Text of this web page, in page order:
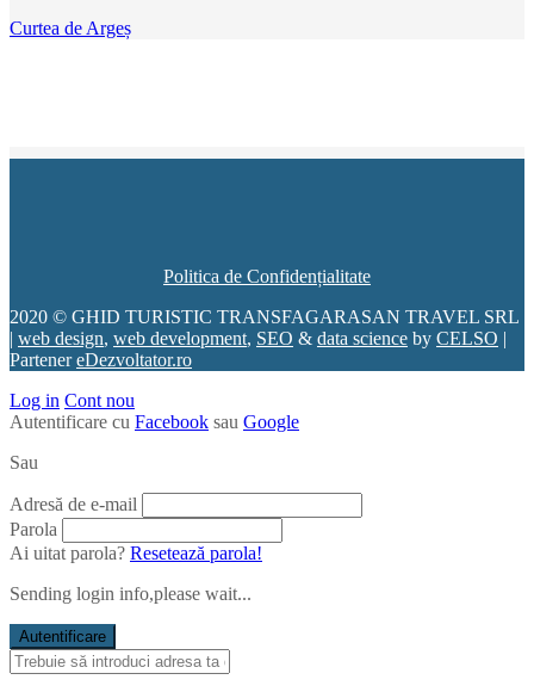
Curtea de Argeș
Politica de Confidențialitate
2020 © GHID TURISTIC TRANSFAGARASAN TRAVEL SRL
| web design, web development, SEO & data science by CELSO |
PartenereDezvoltator.ro
Log in Cont nou
Autentificare cu Facebook sau Google
Sau
Adresă de e-mail
Parola
Ai uitat parola? Resetează parola!
Sending login info,please wait...
Autentificare